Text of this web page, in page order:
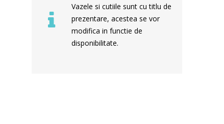
Vazele si cutiile sunt cu titlu de
prezentare, acestea se vor
modifica in functie de
disponibilitate.